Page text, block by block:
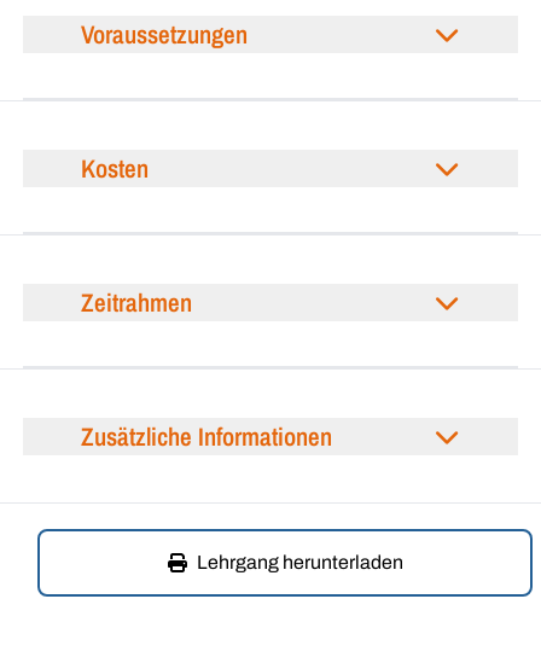
Voraussetzungen
Kosten
Zeitrahmen
Zusätzliche Informationen
Lehrgang herunterladen